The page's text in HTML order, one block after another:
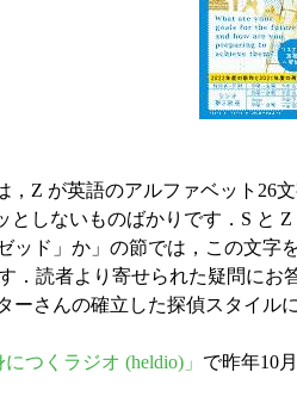
Z が英語のアルファベット26
しないものばかりです．S と
ド」か」の節では，この文
読者より寄せられた疑問に
さんの確立した探偵スタイ
つくラジオ (heldio)」 で昨年10